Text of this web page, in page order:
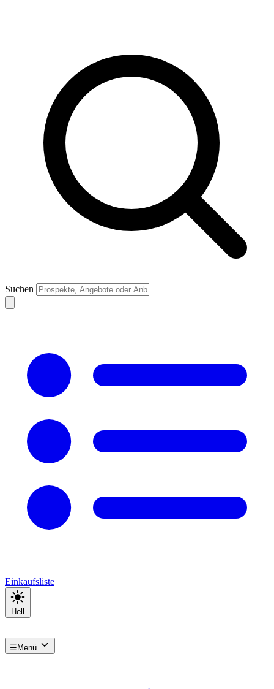
Suchen
Einkaufsliste
Hell
☰ Menü